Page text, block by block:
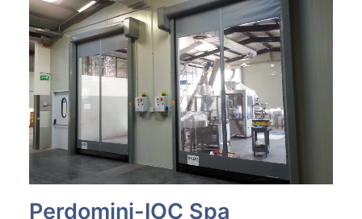
Perdomini-IOC Spa